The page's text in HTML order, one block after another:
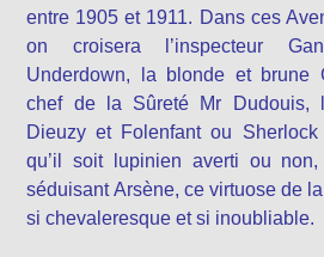
entre 1905 et 1911. Dans ces
on croisera l’inspecteur
Underdown, la blonde et brune
chef de la Sûreté Mr Dudouis,
Dieuzy et Folenfant ou
qu’il soit lupinien averti ou
séduisant Arsène, ce virtuose de
si chevaleresque et si inoubliable.